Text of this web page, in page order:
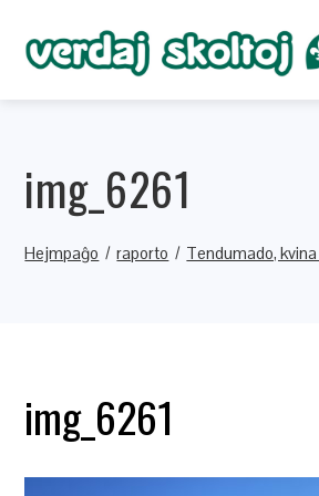
img_6261
Hejmpaĝo raporto Tendumado,
img_6261